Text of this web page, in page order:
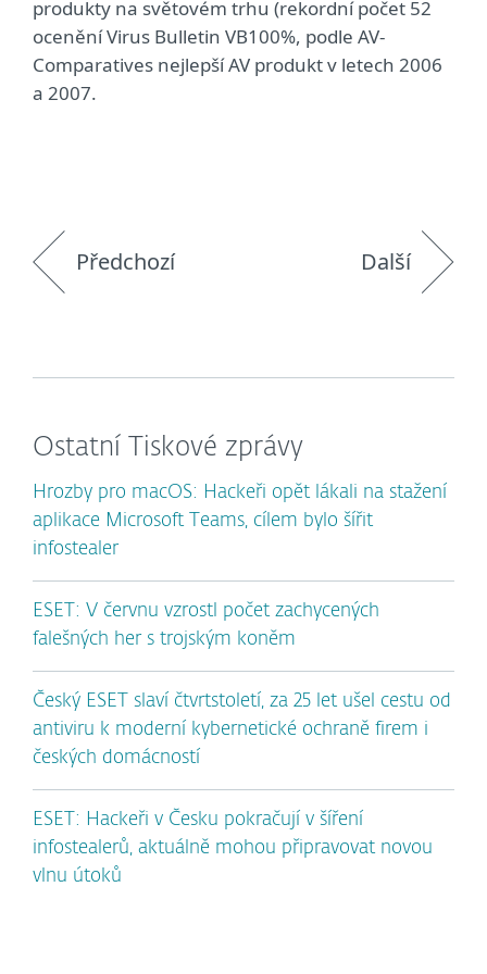
produkty na světovém trhu (rekordní počet 52
ocenění Virus Bulletin VB100%, podle AV-
Comparatives nejlepší AV produkt v letech 2006
a 2007.
Předchozí Další
Ostatní Tiskové zprávy
Hrozby pro macOS: Hackeři opět lákali na stažení
aplikace Microsoft Teams, cílem bylo šířit
infostealer
ESET: V červnu vzrostl počet zachycených
falešných her s trojským koněm
Český ESET slaví čtvrtstoletí, za 25 let ušel cestu od
antiviru k moderní kybernetické ochraně firem i
českých domácností
ESET: Hackeři v Česku pokračují v šíření
infostealerů, aktuálně mohou připravovat novou
vlnu útoků